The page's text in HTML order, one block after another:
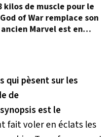
kilos de muscle pour le
of War remplace son
Marvel est en
qui pèsent sur les
de
est le
fait voler en éclats les